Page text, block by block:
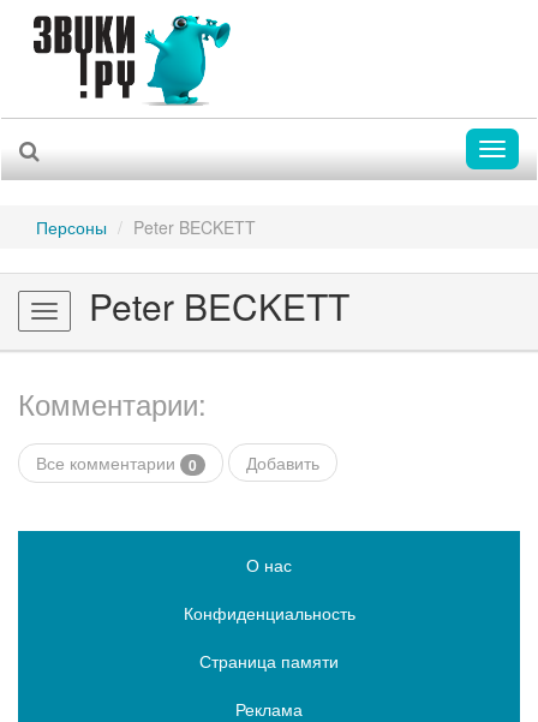
Персоны Peter BECKETT
Toggle
navigation
Peter BECKETT
Комментарии:
Все комментарии 0 Добавить
О нас
Конфиденциальность
Страница памяти
Реклама